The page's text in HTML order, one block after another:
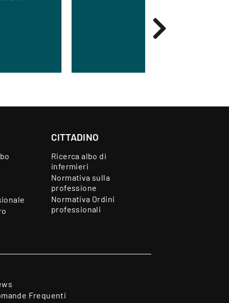
CITTADINO
Ricerca albo di
infermieri
Normativa sulla
professione
Normativa Ordini
professionali
Frequenti